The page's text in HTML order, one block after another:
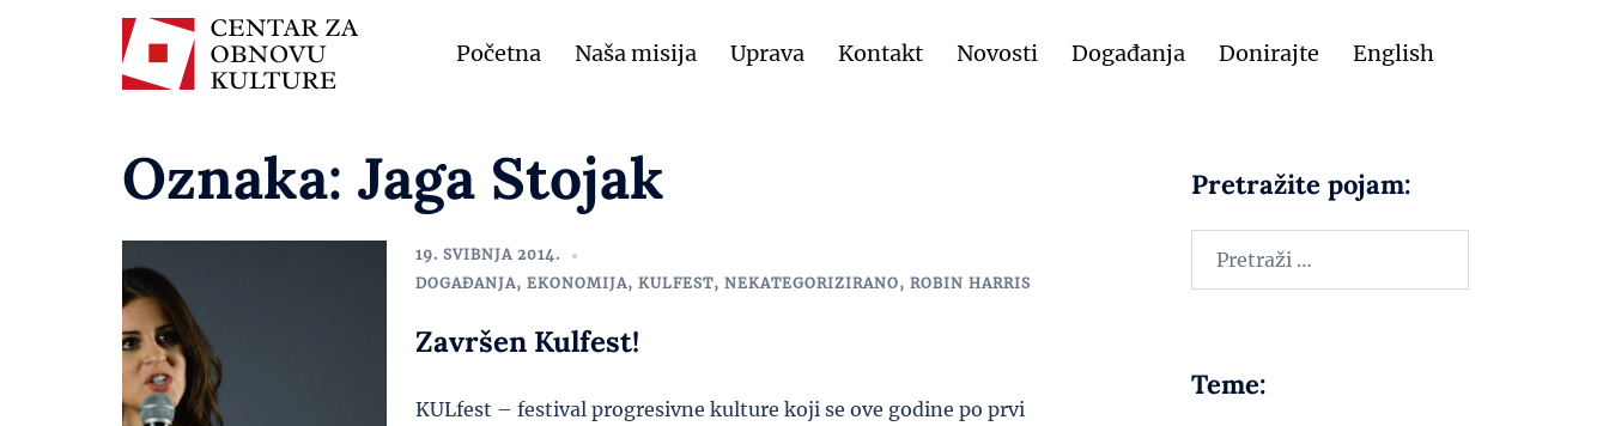
Početna Naša misija Uprava Kontakt Novosti Događanja Donirajte English
Oznaka: Jaga Stojak
19. SVIBNJA 2014.
DOGAĐANJA,EKONOMIJA,KULFEST,NEKATEGORIZIRANO,ROBIN HARRIS
Završen Kulfest!
KULfest – festival progresivne kulture koji se ove godine po prvi
Pretražite pojam:
Teme: